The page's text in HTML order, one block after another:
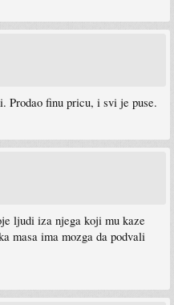
Prodao finu pricu, i svi je puse.
ljudi iza njega koji mu kaze
masa ima mozga da podvali